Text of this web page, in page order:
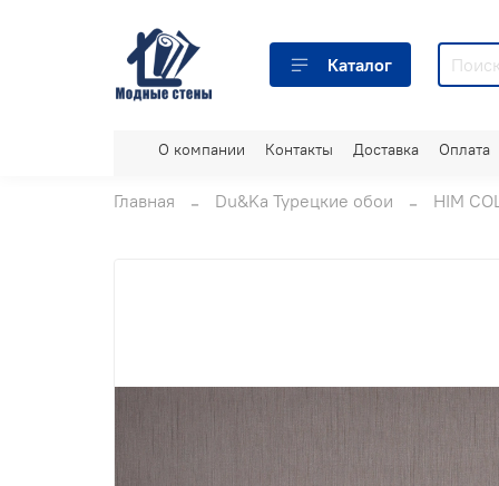
Каталог
О компании Контакты Доставка Оплата
Главная Du&Ka Турецкие обои HIM